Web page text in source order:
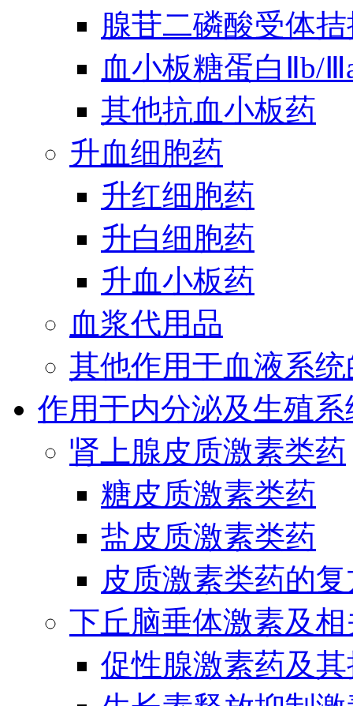
腺苷二磷酸受体
血小板糖蛋白Ⅱb/
其他抗血小板药
升血细胞药
升红细胞药
升白细胞药
升血小板药
血浆代用品
其他作用于血液系
作用于内分泌及生殖
肾上腺皮质激素类药
糖皮质激素类药
盐皮质激素类药
皮质激素类药的
下丘脑垂体激素及
促性腺激素药及